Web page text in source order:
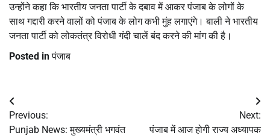
उन्होंने कहा कि भारतीय जनता पार्टी के दबाव में आकर पंजाब के लोगों के
साथ गद्दारी करने वालों को पंजाब के लोग कभी मुंह लगाएंगे। बाली ने भारतीय
जनता पार्टी को लोकतंत्र विरोधी गंदी चालें बंद करने की मांग की है।
Posted inपंजाब
Post
navigation
Previous:
Punjab News: मुख्यमंत्री भगवंत
Next:
पंजाब में आज होगी राज्य अध्यापक